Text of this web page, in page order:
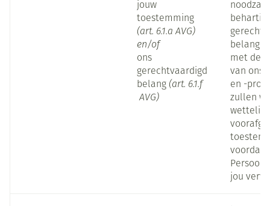
jouw
toestemming
(art. 6.1.a AVG)
en/of
ons
gerechtvaardigd
belang (art. 6.1.f
AVG)
met de
van ons
en -
zullen
wettelijk
voordat
jou